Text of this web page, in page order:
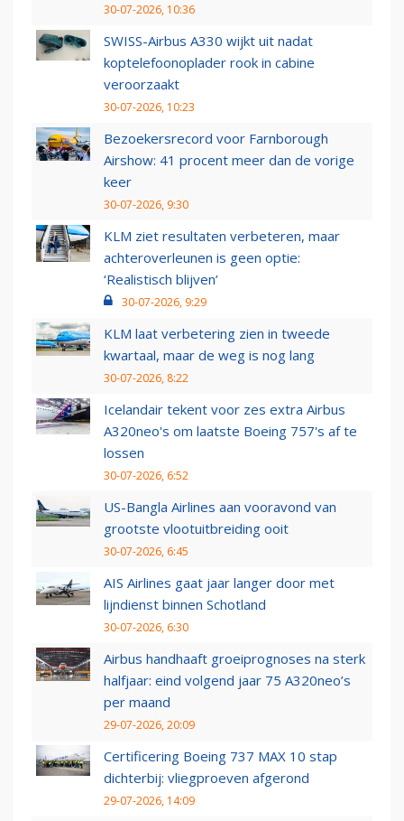
30-07-2026, 10:36
SWISS-Airbus A330 wijkt uit nadat
koptelefoonoplader rook in cabine
veroorzaakt
30-07-2026, 10:23
Bezoekersrecord voor Farnborough
Airshow: 41 procent meer dan de vorige
keer
30-07-2026, 9:30
KLM ziet resultaten verbeteren, maar
achteroverleunen is geen optie:
‘Realistisch blijven’
30-07-2026, 9:29
KLM laat verbetering zien in tweede
kwartaal, maar de weg is nog lang
30-07-2026, 8:22
Icelandair tekent voor zes extra Airbus
A320neo's om laatste Boeing 757's af te
lossen
30-07-2026, 6:52
US-Bangla Airlines aan vooravond van
grootste vlootuitbreiding ooit
30-07-2026, 6:45
AIS Airlines gaat jaar langer door met
lijndienst binnen Schotland
30-07-2026, 6:30
Airbus handhaaft groeiprognoses na sterk
halfjaar: eind volgend jaar 75 A320neo’s
per maand
29-07-2026, 20:09
Certificering Boeing 737 MAX 10 stap
dichterbij: vliegproeven afgerond
29-07-2026, 14:09